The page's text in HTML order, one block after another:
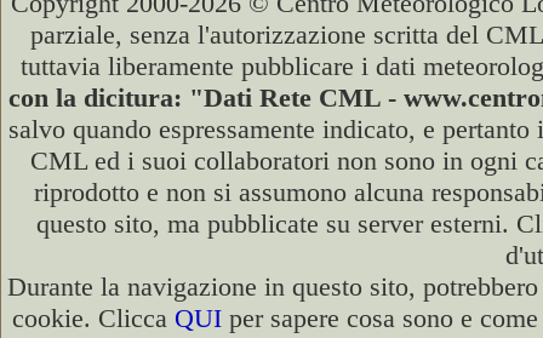
parziale, senza l'autorizzazione scritta del
tuttavia liberamente pubblicare i dati
con la dicitura: "Dati Rete CML -
salvo quando espressamente indicato, e
CML ed i suoi collaboratori non sono in ogni
riprodotto e non si assumono alcuna
questo sito, ma pubblicate su server esterni.
Durante la navigazione in questo sito,
cookie. Clicca QUI per sapere cosa sono e